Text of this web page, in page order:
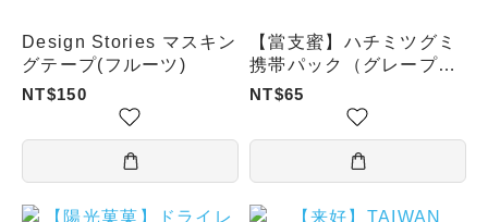
Design Stories マスキン
グテープ(フルーツ)
NT$150
【當支蜜】ハチミツグミ
携帯パック（グレープ／
レモン／プロポリス）
NT$65